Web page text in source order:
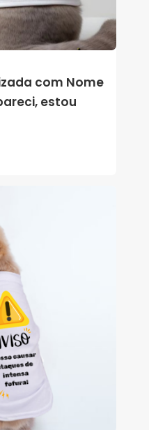
com Nome
estou